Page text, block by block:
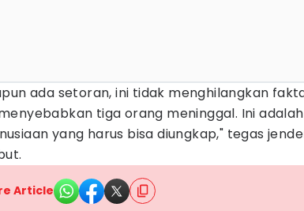
ada setoran, ini tidak menghilangkan
tiga orang meninggal. Ini
yang harus bisa diungkap," tegas
Article